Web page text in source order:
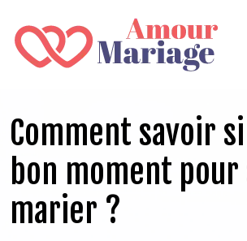
Comment savoir
bon moment pour
marier ?